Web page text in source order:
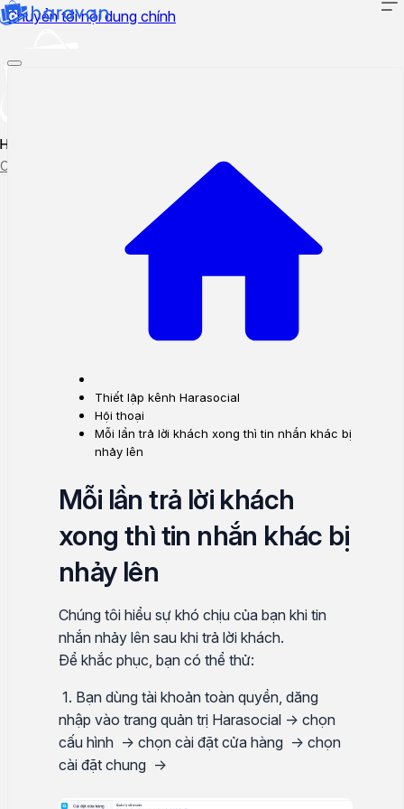
Chuyển tới nội dung chính
Hướng dẫn sử dụng
Cập nhật tính năng mới
Theo dõi ticket
Thiết lập kênh Harasocial
Hội thoại
Mỗi lần trả lời khách xong thì tin nhắn khác bị
nhảy lên
Mỗi lần trả lời khách
xong thì tin nhắn khác bị
nhảy lên
Chúng tôi hiểu sự khó chịu của bạn khi tin
nhắn nhảy lên sau khi trả lời khách.
Để khắc phục, bạn có thể thử:
1. Bạn dùng tài khoản toàn quyền, dăng
nhập vào trang quản trị Harasocial -> chọn
cấu hình -> chọn cài đặt cửa hàng -> chọn
cài đặt chung ->